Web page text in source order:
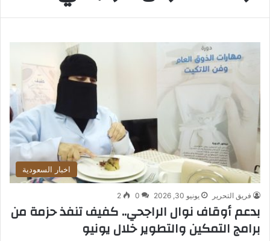
اخبار السعودية
فريق التحرير يونيو 30, 2026 0
2
بدعم أوقاف نوال الراجحي.. كفيف تنفذ حزمة من
برامج التمكين والتطوير خلال يونيو